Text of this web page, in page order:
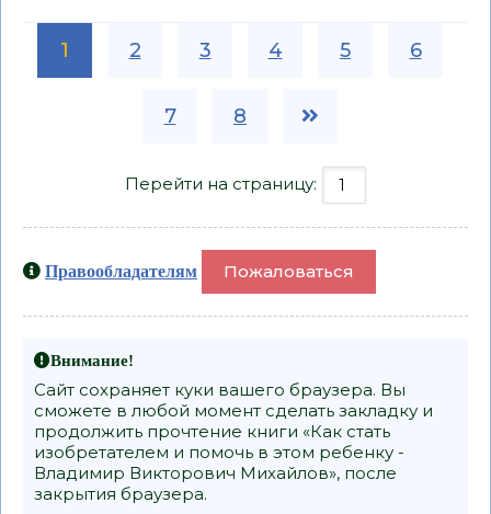
1 2 3 4 5 6
7 8
Перейти на страницу:
Правообладателям Пожаловаться
Внимание!
Сайт сохраняет куки вашего браузера. Вы
сможете в любой момент сделать закладку и
продолжить прочтение книги «Как стать
изобретателем и помочь в этом ребенку -
Владимир Викторович Михайлов», после
закрытия браузера.